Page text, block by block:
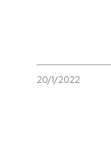
NEWSLETTER
20/1/2022